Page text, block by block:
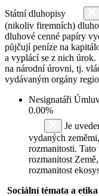
Státní dluhopisy
(nikoliv firemních)
dluhové cenné papíry
půjčují peníze na
a vyplácí se z nich
na národní úrovni, tj.
vydávaným orgány
Nesignatáři
0.00%
Je
vydaných
rozmanitosti.
rozmanitost
rozmanitost
Sociální témata a etika